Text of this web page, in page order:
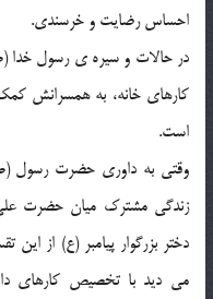
احساس رضايت و خرسندي.
در حالات و سيره ي رسول
کارهاي خانه، به همسرانش
است.
وقتي به داوري حضرت رسول
زندگي مشترک ميان حضرت
دختر بزرگوار پيامبر (ع) از
مي ديد با تخصيص کارهاي